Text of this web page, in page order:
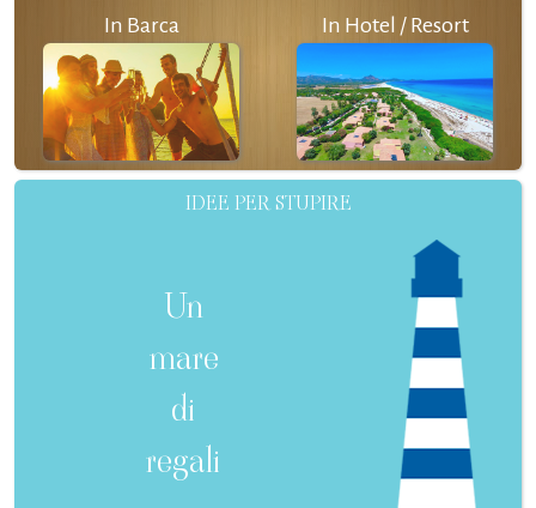
In Barca In Hotel / Resort
IDEE PER STUPIRE
Un
mare
di
regali